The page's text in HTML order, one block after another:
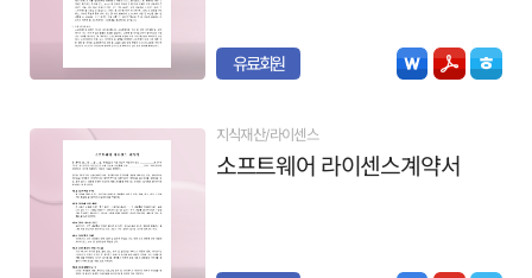
유료회원
지식재산/라이센스
소프트웨어 라이센스계약서